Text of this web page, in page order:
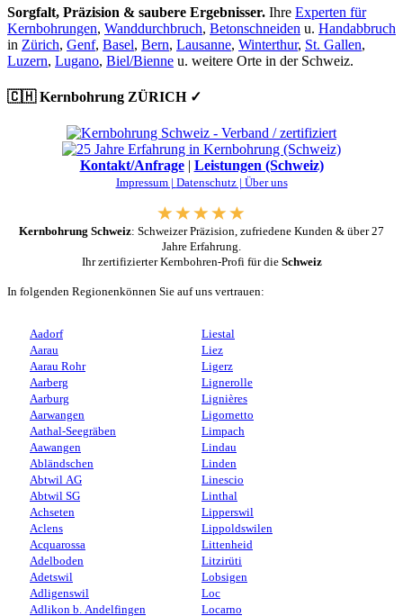
Sorgfalt, Präzision & saubere Ergebnisser. Ihre Experten für
Kernbohrungen, Wanddurchbruch, Betonschneiden u. Handabbruch
in Zürich, Genf, Basel, Bern, Lausanne, Winterthur, St. Gallen,
Luzern, Lugano, Biel/Bienne u. weitere Orte in der Schweiz.
🇨🇭 Kernbohrung ZÜRICH ✓
Kontakt/Anfrage| Leistungen (Schweiz)
Impressum | Datenschutz | Über uns
Kernbohrung Schweiz: Schweizer Präzision, zufriedene Kunden & über 27
Jahre Erfahrung.
Ihr zertifizierter Kernbohren-Profi für die Schweiz
In folgenden Regionenkönnen Sie auf uns vertrauen:
Aadorf
Aarau
Aarau Rohr
Aarberg
Aarburg
Aarwangen
Aathal-Seegräben
Aawangen
Abländschen
Abtwil AG
Abtwil SG
Achseten
Aclens
Acquarossa
Adelboden
Adetswil
Adligenswil
Adlikon b. Andelfingen
Liestal
Liez
Ligerz
Lignerolle
Lignières
Ligornetto
Limpach
Lindau
Linden
Linescio
Linthal
Lipperswil
Lippoldswilen
Littenheid
Litzirüti
Lobsigen
Loc
Locarno